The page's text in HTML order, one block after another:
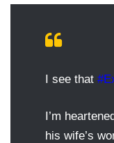
I see that
I’m
his wife’s